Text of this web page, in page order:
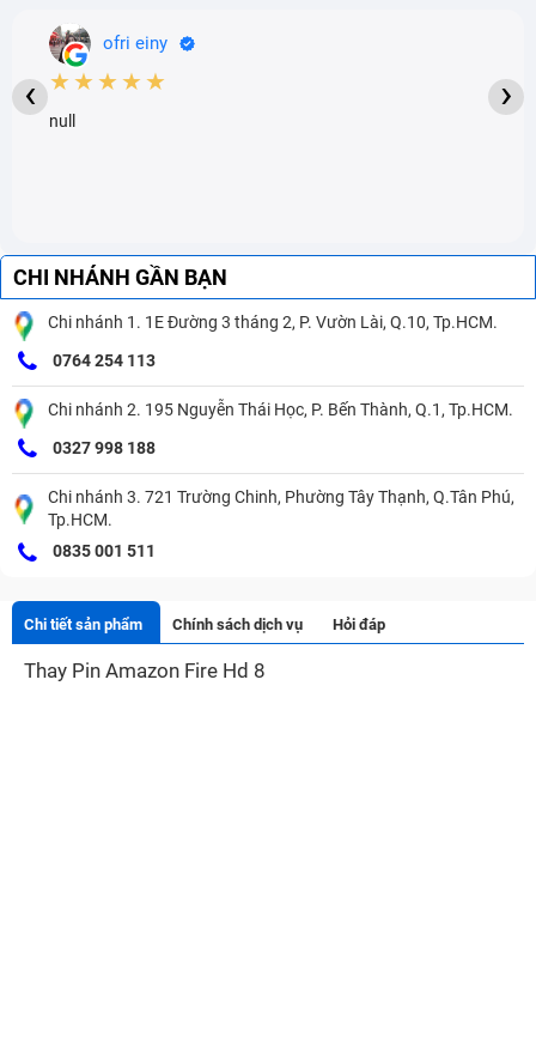
ofri einy
★★★★★
null
‹ ›
CHI NHÁNH GẦN BẠN
Chi nhánh 1. 1E Đường 3 tháng 2, P. Vườn Lài, Q.10, Tp.HCM.
0764 254 113
Chi nhánh 2. 195 Nguyễn Thái Học, P. Bến Thành, Q.1, Tp.HCM.
0327 998 188
Chi nhánh 3. 721 Trường Chinh, Phường Tây Thạnh, Q.Tân Phú,
Tp.HCM.
0835 001 511
Chi tiết sản phẩm Chính sách dịch vụ Hỏi đáp
Thay Pin Amazon Fire Hd 8